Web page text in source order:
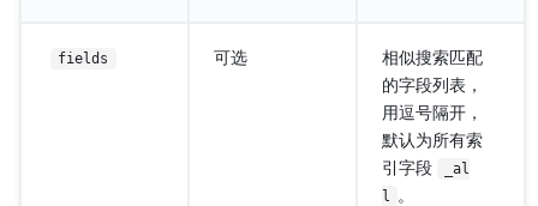
fields 可选
相似搜索匹配
的字段列表，
用逗号隔开，
默认为所有索
引字段
_al
l
。